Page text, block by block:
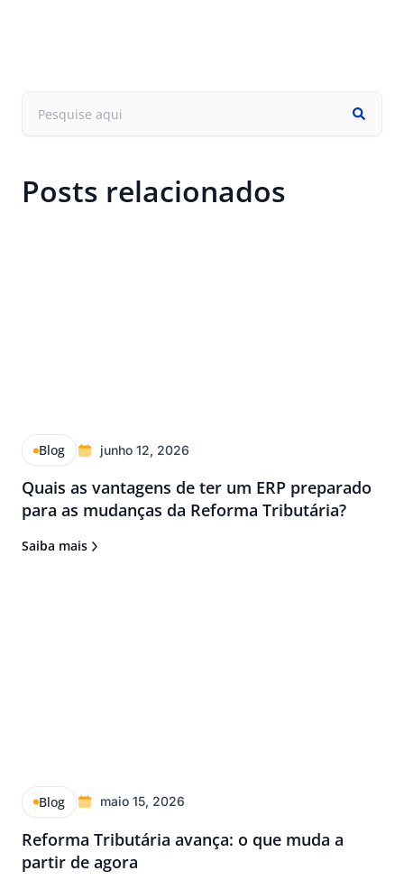
Posts relacionados
Blog junho 12, 2026
Quais as vantagens de ter um ERP preparado
para as mudanças da Reforma Tributária?
Saiba mais
Blog maio 15, 2026
Reforma Tributária avança: o que muda a
partir de agora